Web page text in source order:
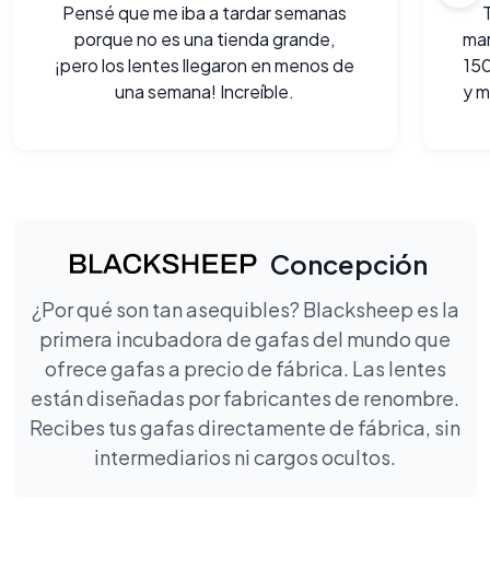
Pensé que me iba a tardar semanas
porque no es una tienda grande,
¡pero los lentes llegaron en menos de
una semana! Increíble.
y
Concepción
¿Por qué son tan asequibles? Blacksheep es la
primera incubadora de gafas del mundo que
ofrece gafas a precio de fábrica. Las lentes
están diseñadas por fabricantes de renombre.
Recibes tus gafas directamente de fábrica, sin
intermediarios ni cargos ocultos.